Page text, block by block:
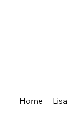
Home Lisa